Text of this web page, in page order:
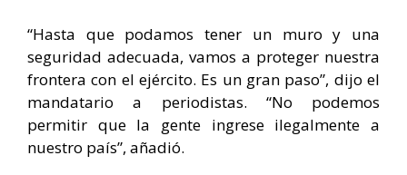
“Hasta que podamos tener un muro y una
seguridad adecuada, vamos a proteger nuestra
frontera con el ejército. Es un gran paso”, dijo el
mandatario a periodistas. “No podemos
permitir que la gente ingrese ilegalmente a
nuestro país”, añadió.